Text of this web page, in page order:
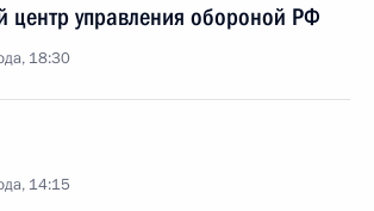
центр управления обороной РФ
18:30
14:15